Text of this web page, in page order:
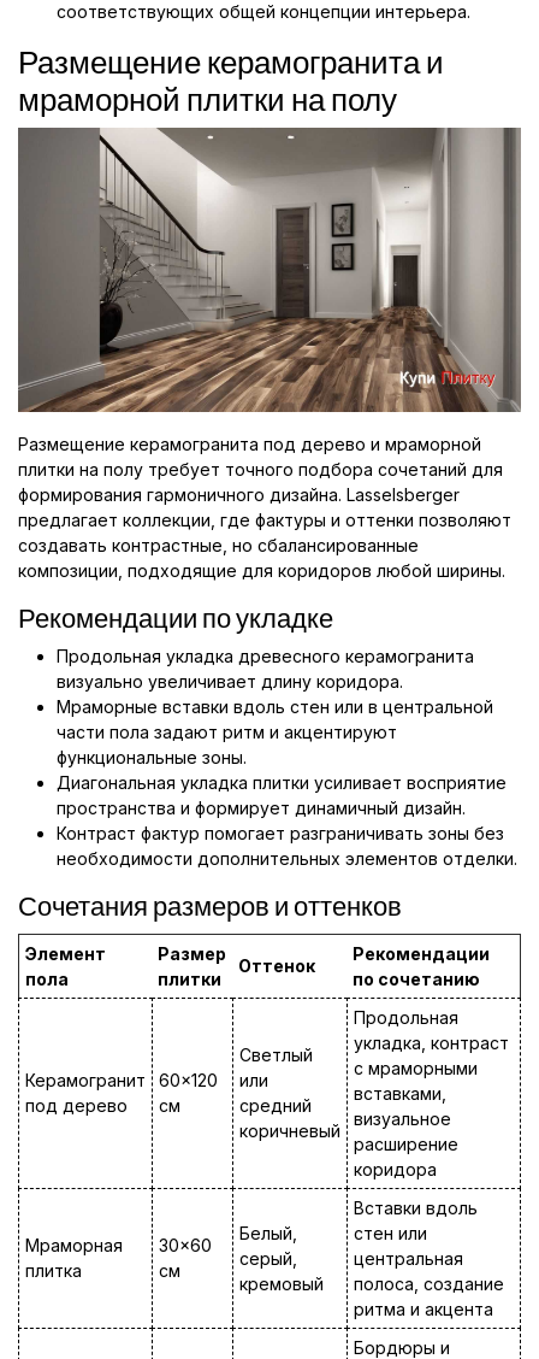
соответствующих общей концепции интерьера.
Размещение керамогранита и
мраморной плитки на полу
Размещение керамогранита под дерево и мраморной
плитки на полу требует точного подбора сочетаний для
формирования гармоничного дизайна. Lasselsberger
предлагает коллекции, где фактуры и оттенки позволяют
создавать контрастные, но сбалансированные
композиции, подходящие для коридоров любой ширины.
Рекомендации по укладке
Продольная укладка древесного керамогранита
визуально увеличивает длину коридора.
Мраморные вставки вдоль стен или в центральной
части пола задают ритм и акцентируют
функциональные зоны.
Диагональная укладка плитки усиливает восприятие
пространства и формирует динамичный дизайн.
Контраст фактур помогает разграничивать зоны без
необходимости дополнительных элементов отделки.
Сочетания размеров и оттенков
Элемент
пола
Размер
плитки
Оттенок
Рекомендации
по сочетанию
Керамогранит
под дерево
60x120
см
Светлый
или
средний
коричневый
Продольная
укладка, контраст
с мраморными
вставками,
визуальное
расширение
коридора
Мраморная
плитка
30x60
см
Белый,
серый,
кремовый
Вставки вдоль
стен или
центральная
полоса, создание
ритма и акцента
Бордюры и